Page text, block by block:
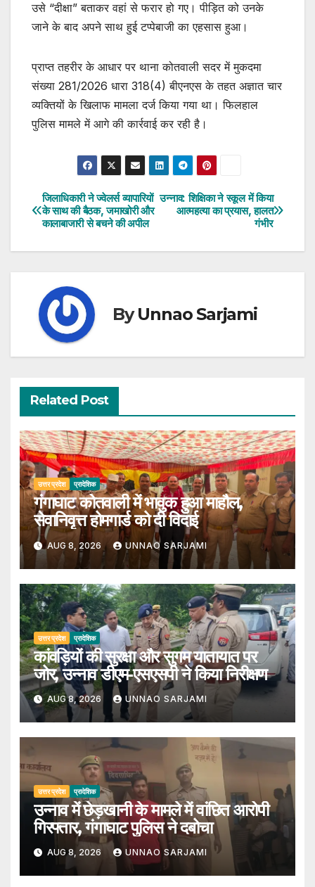
उसे “दीक्षा” बताकर वहां से फरार हो गए। पीड़ित को उनके
जाने के बाद अपने साथ हुई टप्पेबाजी का एहसास हुआ।
प्राप्त तहरीर के आधार पर थाना कोतवाली सदर में मुकदमा
संख्या 281/2026 धारा 318(4) बीएनएस के तहत अज्ञात चार
व्यक्तियों के खिलाफ मामला दर्ज किया गया था। फिलहाल
पुलिस मामले में आगे की कार्रवाई कर रही है।
Post
navigation
उन्नाव: शिक्षिका ने स्कूल में किया
आत्महत्या का प्रयास, हालत
गंभीर
जिलाधिकारी ने ज्वेलर्स व्यापारियों
के साथ की बैठक, जमाखोरी और
कालाबाजारी से बचने की अपील
ByUnnao Sarjami
Related Post
उत्तर प्रदेश प्रादेशिक
गंगाघाट कोतवाली में भावुक हुआ माहौल,
सेवानिवृत्त होमगार्ड को दी विदाई
AUG 8, 2026 UNNAO SARJAMI
उत्तर प्रदेश प्रादेशिक
कांवड़ियों की सुरक्षा और सुगम यातायात पर
जोर, उन्नाव डीएम-एसएसपी ने किया निरीक्षण
AUG 8, 2026 UNNAO SARJAMI
उत्तर प्रदेश प्रादेशिक
उन्नाव में छेड़खानी के मामले में वांछित आरोपी
गिरफ्तार, गंगाघाट पुलिस ने दबोचा
AUG 8, 2026 UNNAO SARJAMI